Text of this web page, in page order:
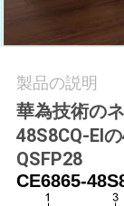
理
連
絡
く
製品の説明
華為技術の
48S8CQ-EI
QSFP28
CE6865-